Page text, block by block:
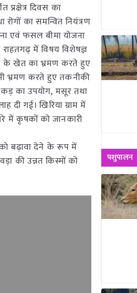
प्रक्षेत्र दिवस का
का समन्वित नियंत्रण
एवं फसल बीमा योजना
राहतगढ़ में विषय विशेषज्ञ
के खेत का भ्रमण करते हुए
भ्रमण करते हुए तकनीकी
का उपयोग, मसूर तथा
गई। खिरिया ग्राम में
में कृषकों को जानकारी
बढ़ावा देने के रूप में
की उन्नत किस्मों को
पशुपालन